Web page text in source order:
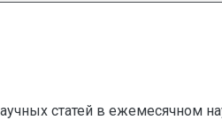
статей в ежемесячном